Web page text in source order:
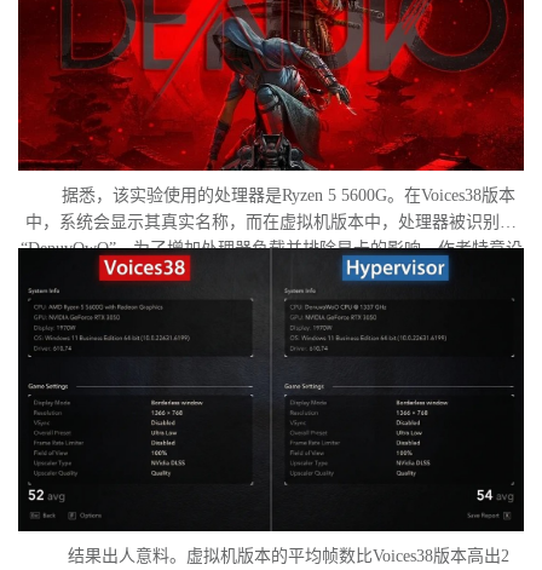
据悉，该实验使用的处理器是Ryzen 5 5600G。在Voices38版本
中，系统会显示其真实名称，而在虚拟机版本中，处理器被识别为
“DenuvOwO”。为了增加处理器负载并排除显卡的影响，作者特意设
置了低分辨率，并将所有图形设置调至“极低”模式。两项测试均在相
同条件下进行：内存完整性和基于虚拟化的安全性（VBS）均已关
闭，并且两轮测试之间电脑甚至没有重启。
结果出人意料。虚拟机版本的平均帧数比Voices38版本高出2